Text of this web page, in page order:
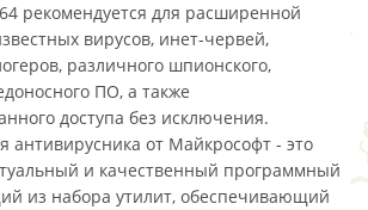
рекомендуется для расширенной
вирусов, инет-червей,
различного шпионского,
ПО, а также
доступа без исключения.
антивирусника от Майкрософт - это
и качественный программный
из набора утилит, обеспечивающий